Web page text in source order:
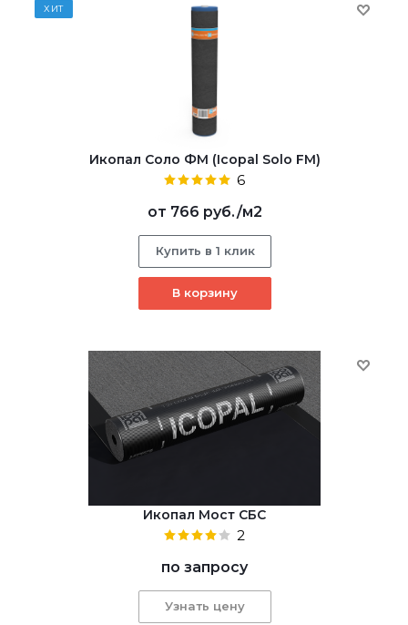
ХИТ
Икопал Соло ФМ (Icopal Solo FM)
6
от 766 руб./м2
Купить в 1 клик
В корзину
Икопал Мост СБС
2
по запросу
Узнать цену